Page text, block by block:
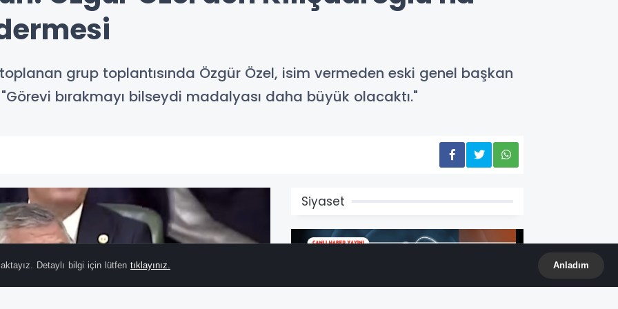
grup toplantısında Özgür Özel, isim vermeden eski genel başkan
bırakmayı bilseydi madalyası daha büyük olacaktı."
Siyaset
Detaylı bilgi için lütfen tıklayınız. Anladım